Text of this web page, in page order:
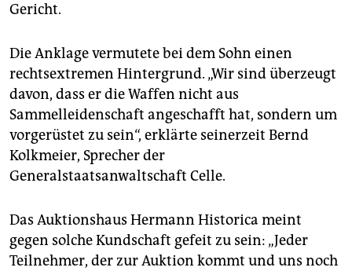
Gericht.
Die Anklage vermutete bei dem Sohn einen
rechtsextremen Hintergrund. „Wir sind überzeugt
davon, dass er die Waffen nicht aus
Sammelleidenschaft angeschafft hat, sondern um
vorgerüstet zu sein“, erklärte seinerzeit Bernd
Kolkmeier, Sprecher der
Generalstaatsanwaltschaft Celle.
Das Auktionshaus Hermann Historica meint
gegen solche Kundschaft gefeit zu sein: „Jeder
Teilnehmer, der zur Auktion kommt und uns noch